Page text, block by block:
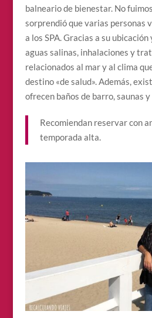
balneario de bienestar. No
sorprendió que varias personas
a los SPA. Gracias a su
aguas salinas, inhalaciones y
relacionados al mar y al clima
destino «de salud». Además,
ofrecen baños de barro, saunas
Recomiendan reservar con
temporada alta.